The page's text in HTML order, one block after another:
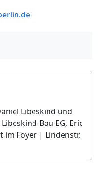
Libeskind und
Bau EG, Eric
im Foyer | Lindenstr.